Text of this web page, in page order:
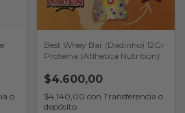
o
Best Whey Bar (Dadinho) 12Gr
Proteina (Atlhetica Nutrition)
$4.600,00
$4.140,00 con Transferencia o
depósito